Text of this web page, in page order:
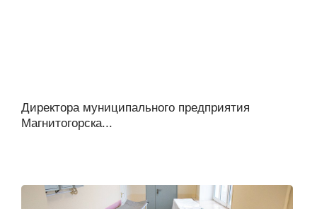
Директора муниципального предприятия
Магнитогорска...